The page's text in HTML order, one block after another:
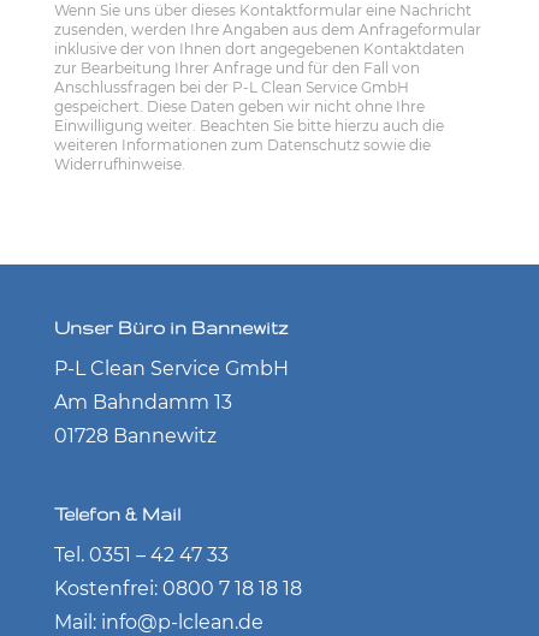
Wenn Sie uns über dieses Kontaktformular eine Nachricht
zusenden, werden Ihre Angaben aus dem Anfrageformular
inklusive der von Ihnen dort angegebenen Kontaktdaten
zur Bearbeitung Ihrer Anfrage und für den Fall von
Anschlussfragen bei der P-L Clean Service GmbH
gespeichert. Diese Daten geben wir nicht ohne Ihre
Einwilligung weiter. Beachten Sie bitte hierzu auch die
weiteren Informationen zum Datenschutz sowie die
Widerrufhinweise.
Unser Büro in Bannewitz
P-L Clean Service GmbH
Am Bahndamm 13
01728 Bannewitz
Telefon & Mail
Tel. 0351 – 42 47 33
Kostenfrei: 0800 7 18 18 18
Mail: info@p-lclean.de